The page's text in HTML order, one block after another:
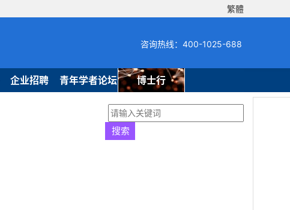
繁體
咨询热线：400-1025-688
企业招聘 青年学者论坛 博士行